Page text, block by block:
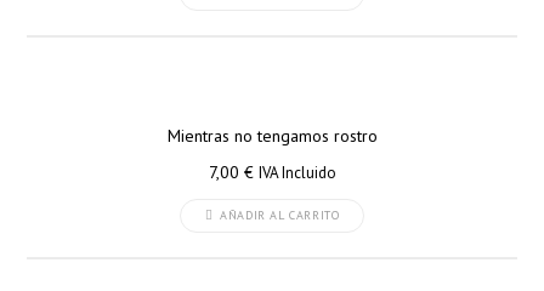
Mientras no tengamos rostro
7,00 € IVA Incluido
AÑADIR AL CARRITO